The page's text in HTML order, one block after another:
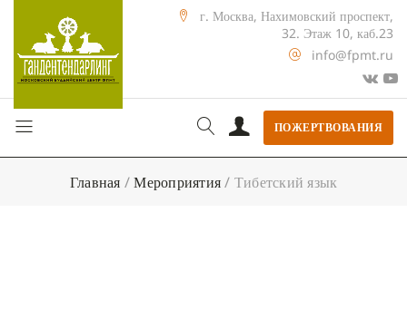
г. Москва, Нахимовский проспект,
32. Этаж 10, каб.23
info@fpmt.ru
ПОЖЕРТВОВАНИЯ
Главная /Мероприятия/ Тибетский язык